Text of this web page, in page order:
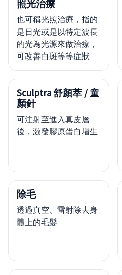
照光治療
也可稱光照治療，指的
是日光或是以特定波長
的光為光源來做治療，
可改善白斑等等症狀
Sculptra 舒顏萃 / 童
顏針
可注射至進入真皮層
後，激發膠原蛋白增生
除毛
透過真空、雷射除去身
體上的毛髮